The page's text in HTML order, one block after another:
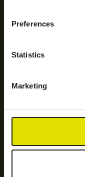
Preferences
Statistics
Marketing
ATP 250